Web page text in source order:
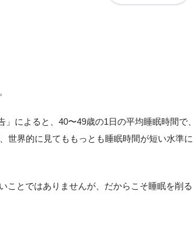
によると、40〜49歳の1日の平均睡眠時間で、
世界的に見てももっとも睡眠時間が短い水準に
ことではありませんが、だからこそ睡眠を削る